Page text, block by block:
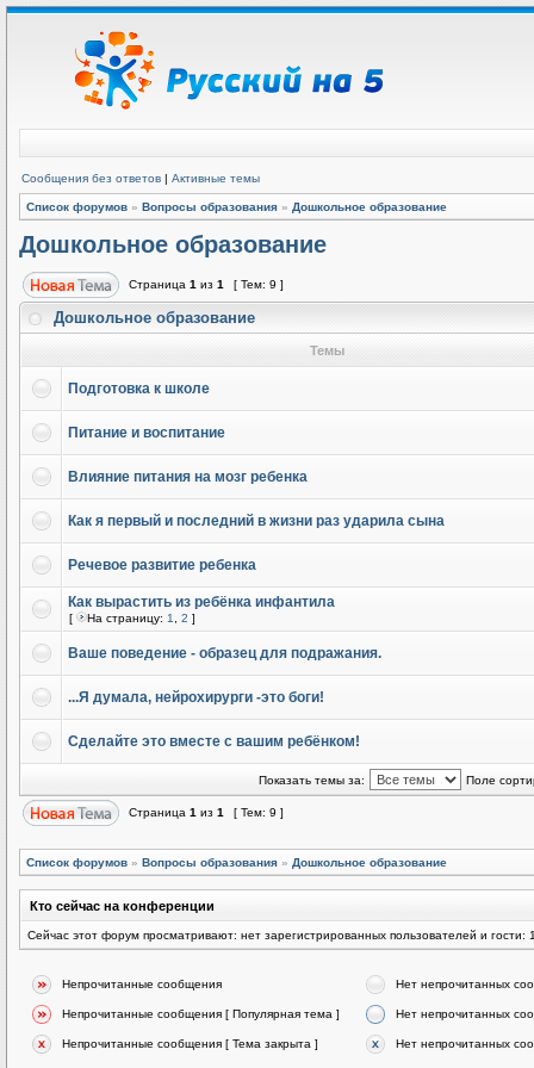
Сообщения без ответов | Активные темы
Список форумов » Вопросы образования » Дошкольное образование
Дошкольное образование
Страница 1 из 1 [ Тем: 9 ]
Дошкольное образование
Темы
Подготовка к школе
Питание и воспитание
Влияние питания на мозг ребенка
Как я первый и последний в жизни раз ударила сына
Речевое развитие ребенка
Как вырастить из ребёнка инфантила
[ На страницу: 1 2 ]
Ваше поведение - образец для подражания.
...Я думала, нейрохирурги -это боги!
Сделайте это вместе с вашим ребёнком!
Показать темы за: Поле
Страница 1 из 1 [ Тем: 9 ]
Список форумов » Вопросы образования » Дошкольное образование
Кто сейчас на конференции
Сейчас этот форум просматривают: нет зарегистрированных пользователей и гости:
Непрочитанные сообщения Нет непрочитанных
Непрочитанные сообщения [ Популярная тема ] Нет непрочитанных
Непрочитанные сообщения [ Тема закрыта ] Нет непрочитанных